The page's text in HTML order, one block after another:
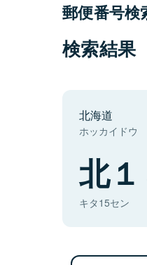
郵便番号検
検索結果
北海道
ホッカイドウ
北
キタ15セン